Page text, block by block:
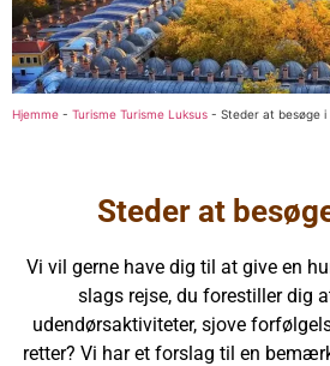
Hjemme - Turisme Turisme Luksus - Steder at besøge i
Steder at
Vi vil gerne have dig til at give en
slags rejse, du forestiller dig
udendørsaktiviteter, sjove
retter? Vi har et forslag til en